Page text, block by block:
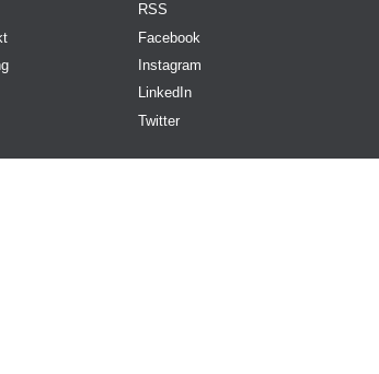
RSS
Facebook
Instagram
LinkedIn
Twitter